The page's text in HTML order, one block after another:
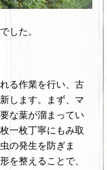
した。
る作業を行い、古
します。まず、マ
な葉が溜まってい
一枚丁寧にもみ取
の発生を防ぎま
を整えることで、